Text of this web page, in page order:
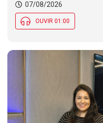
mantém em parte de SC
07/08/2026
OUVIR 01:00